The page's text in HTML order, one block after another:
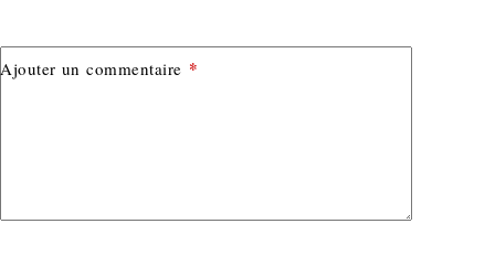
Ajouter un commentaire *